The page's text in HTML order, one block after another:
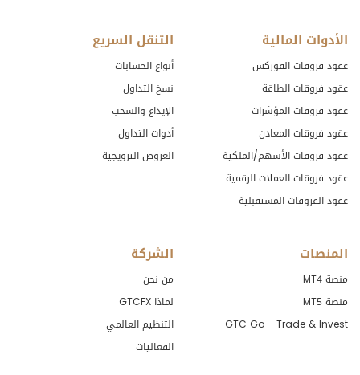
الأدوات المالية
عقود فروقات الفوركس
عقود فروقات الطاقة
عقود فروقات المؤشرات
عقود فروقات المعادن
عقود فروقات الأسهم/الملكية
عقود فروقات العملات الرقمية
عقود الفروقات المستقبلية
التنقل السريع
أنواع الحسابات
نسخ التداول
الإيداع والسحب
أدوات التداول
العروض الترويجية
المنصات
منصة MT4
منصة MT5
GTC Go - Trade & Invest
الشركة
من نحن
لماذا GTCFX
التنظيم العالمي
الفعاليات